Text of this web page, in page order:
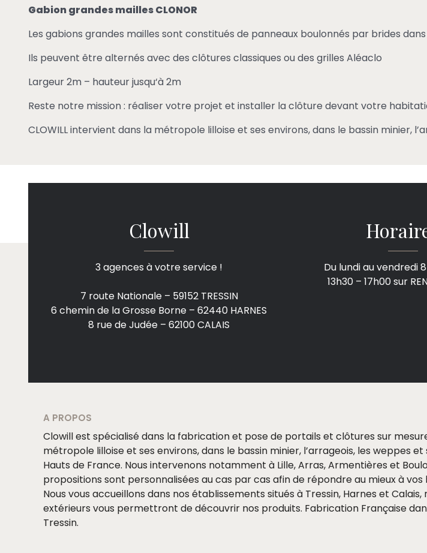
Gabion grandes mailles CLONOR
Les gabions grandes mailles sont constitués de panneaux boulonnés par brides
Ils peuvent être alternés avec des clôtures classiques ou des grilles Aléaclo
Largeur 2m – hauteur jusqu‘à 2m
Reste notre mission : réaliser votre projet et installer la clôture devant votre
CLOWILL intervient dans la métropole lilloise et ses environs, dans le bassin minier,
Clowill
3 agences à votre service !
7 route Nationale – 59152 TRESSIN
6 chemin de la Grosse Borne – 62440 HARNES
8 rue de Judée – 62100 CALAIS
Du lundi au vendredi
13h30 – 17h00 sur
A PROPOS
Clowill est spécialisé dans la fabrication et pose de portails et clôtures sur
métropole lilloise et ses environs, dans le bassin minier, l’arrageois, les weppes
Hauts de France. Nous intervenons notamment à Lille, Arras, Armentières et
propositions sont personnalisées au cas par cas afin de répondre au mieux à vos
Nous vous accueillons dans nos établissements situés à Tressin, Harnes et Calais,
extérieurs vous permettront de découvrir nos produits. Fabrication Française
Tressin.